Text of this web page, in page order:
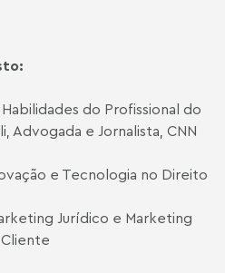
do Profissional do
Advogada e Jornalista, CNN
e Tecnologia no Direito
Jurídico e Marketing